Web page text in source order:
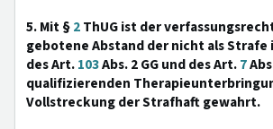
5. Mit §2ThUG ist der
gebotene Abstand der nicht als Strafe
des Art.103Abs. 2 GG und des Art.7
qualifizierenden
Vollstreckung der Strafhaft gewahrt.